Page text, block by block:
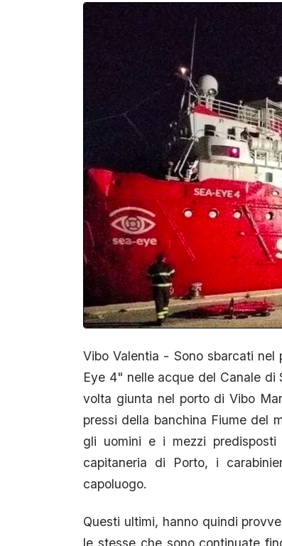
Vibo Valentia - Sono sbarcati nel
Eye 4" nelle acque del Canale di
volta giunta nel porto di Vibo
pressi della banchina Fiume del
gli uomini e i mezzi
capitaneria di Porto, i
capoluogo.
Questi ultimi, hanno quindi
le stesse che sono continuate